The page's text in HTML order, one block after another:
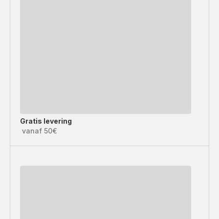
Gratis levering
vanaf 50€